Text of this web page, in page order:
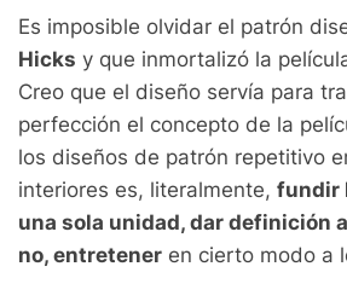
Es imposible olvidar el patrón
Hicks y que inmortalizó la
Creo que el diseño servía para
perfección el concepto de la
los diseños de patrón repetitivo
interiores es, literalmente, fundir
una sola unidad, dar definición
no, entretener en cierto modo a